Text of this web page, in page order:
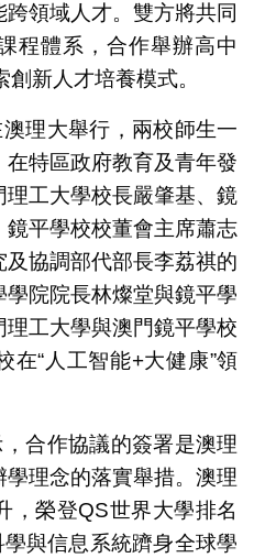
領域人才。雙方將共同
程體系，合作舉辦高中
創新人才培養模式。
理大舉行，兩校師生一
特區政府教育及青年發
工大學校長嚴肇基、鏡
平學校校董會主席蕭志
協調部代部長李荔祺的
學院院長林燦堂與鏡平學
工大學與澳門鏡平學校
在“人工智能+大健康”領
合作協議的簽署是澳理
理念的落實舉措。澳理
，榮登QS世界大學排名
與信息系統躋身全球學